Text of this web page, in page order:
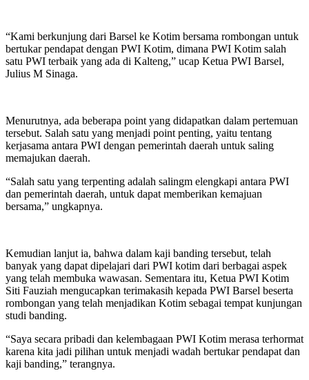
“Kami berkunjung dari Barsel ke Kotim bersama rombongan untuk
bertukar pendapat dengan PWI Kotim, dimana PWI Kotim salah
satu PWI terbaik yang ada di Kalteng,” ucap Ketua PWI Barsel,
Julius M Sinaga.
Menurutnya, ada beberapa point yang didapatkan dalam pertemuan
tersebut. Salah satu yang menjadi point penting, yaitu tentang
kerjasama antara PWI dengan pemerintah daerah untuk saling
memajukan daerah.
“Salah satu yang terpenting adalah salingm elengkapi antara PWI
dan pemerintah daerah, untuk dapat memberikan kemajuan
bersama,” ungkapnya.
Kemudian lanjut ia, bahwa dalam kaji banding tersebut, telah
banyak yang dapat dipelajari dari PWI kotim dari berbagai aspek
yang telah membuka wawasan. Sementara itu, Ketua PWI Kotim
Siti Fauziah mengucapkan terimakasih kepada PWI Barsel beserta
rombongan yang telah menjadikan Kotim sebagai tempat kunjungan
studi banding.
“Saya secara pribadi dan kelembagaan PWI Kotim merasa terhormat
karena kita jadi pilihan untuk menjadi wadah bertukar pendapat dan
kaji banding,” terangnya.